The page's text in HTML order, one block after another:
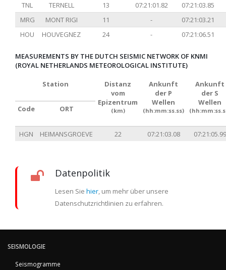
TNL
TERNELL 13 07:21:01.82
07:21:03.85
MRG
MONT RIGI 11 -
07:21:03.21
HOU
HOUVEGNEZ 24 - 07:21:06.51
MEASUREMENTS BY THE DUTCH SEISMIC NETWORK OF KNMI
(ROYAL NETHERLANDS METEOROLOGICAL INSTITUTE)
Station
Distanz
vom
Epizentrum
(km)
Ankunft
der P
Wellen
(hh:mm:ss.ss)
Ankunft
der S
Wellen
Code ORT
HGN HEIMANSGROEVE 22 07:21:03.08 07:21:05.99
Datenpolitik
Lesen Sie hier, um mehr über unsere
Datenschutzrichtlinien zu erfahren.
SEISMOLOGIE
Seismogramme